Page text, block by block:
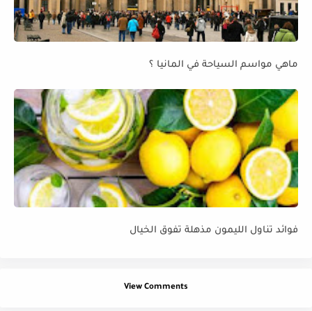
ماهي مواسم السياحة في المانيا ؟
فوائد تناول الليمون مذهلة تفوق الخيال
View Comments